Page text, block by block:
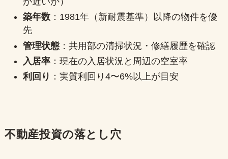
築年数：1981年（新耐震基準）以降の物件を優
先
管理状態：共用部の清掃状況・修繕履歴を確認
入居率：現在の入居状況と周辺の空室率
利回り ：実質利回り4〜6%以上が目安
不動産投資の落とし穴